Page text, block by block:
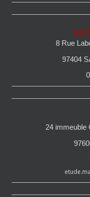
ILE
8 Rue
97404
24 immeuble